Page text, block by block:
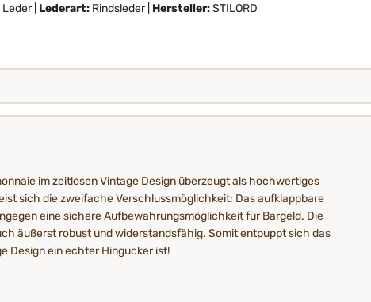
Leder | Lederart:Rindsleder | Hersteller:STILORD
im zeitlosen Vintage Design überzeugt als hochwertiges
sich die zweifache Verschlussmöglichkeit: Das aufklappbare
eine sichere Aufbewahrungsmöglichkeit für Bargeld. Die
äußerst robust und widerstandsfähig. Somit entpuppt sich das
Design ein echter Hingucker ist!